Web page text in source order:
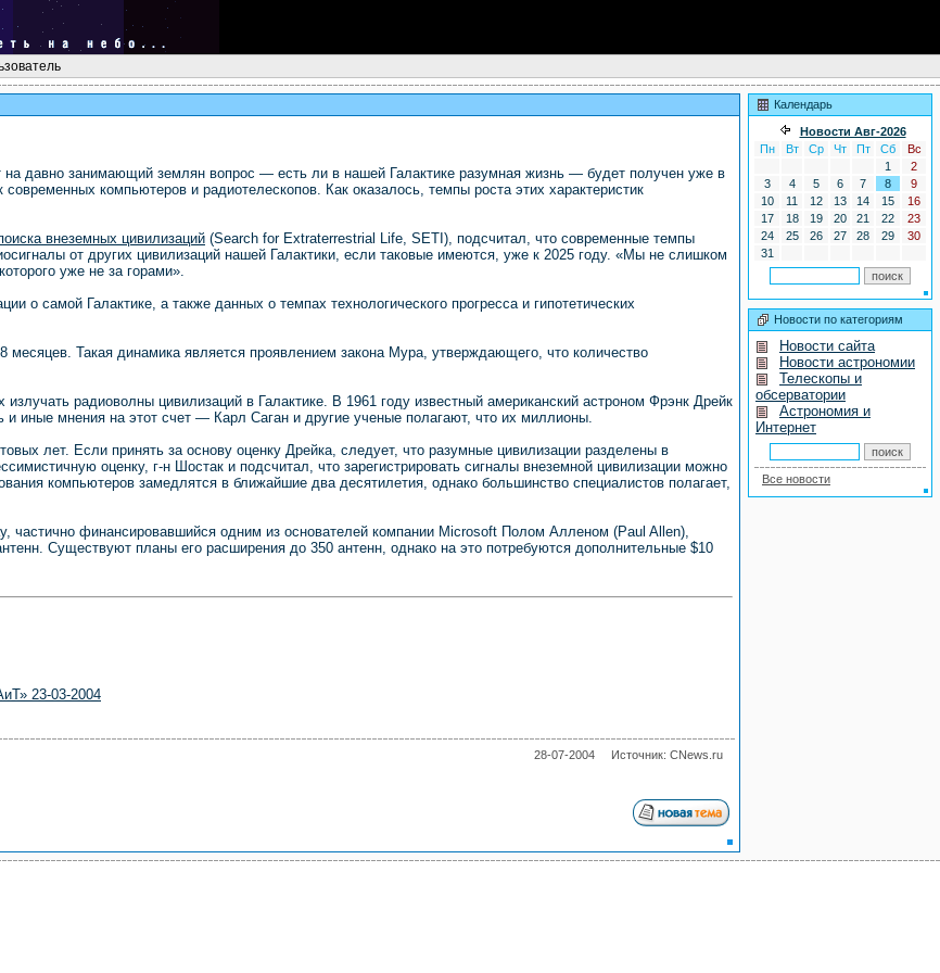
на давно занимающий землян вопрос — есть ли в нашей Галактике разумная жизнь — будет получен уже в
компьютеров и радиотелескопов. Как оказалось, темпы роста этих характеристик
внеземных цивилизаций (Search for Extraterrestrial Life, SETI), подсчитал, что современные темпы
от других цивилизаций нашей Галактики, если таковые имеются, уже к 2025 году. «Мы не слишком
уже не за горами».
о самой Галактике, а также данных о темпах технологического прогресса и гипотетических
месяцев. Такая динамика является проявлением закона Мура, утверждающего, что количество
радиоволны цивилизаций в Галактике. В 1961 году известный американский астроном Фрэнк Дрейк
иные мнения на этот счет — Карл Саган и другие ученые полагают, что их миллионы.
лет. Если принять за основу оценку Дрейка, следует, что разумные цивилизации разделены в
оценку, г-н Шостак и подсчитал, что зарегистрировать сигналы внеземной цивилизации можно
компьютеров замедлятся в ближайшие два десятилетия, однако большинство специалистов полагает,
частично финансировавшийся одним из основателей компании Microsoft Полом Алленом (Paul Allen),
Существуют планы его расширения до 350 антенн, однако на это потребуются дополнительные $10
23-03-2004
28-07-2004 Источник: CNews.ru
Календарь
Новости Авг-2026
Пн
Вт Ср Чт Пт Сб
Вс
1
2
3
4 5 6 7 8
9
10
11 12 13 14 15
16
17
18 19 20 21 22
23
24
25 26 27 28 29
30
31
Новости по категориям
Новости сайта
Новости астрономии
Телескопы и
обсерватории
Астрономия и
Интернет
Все новости